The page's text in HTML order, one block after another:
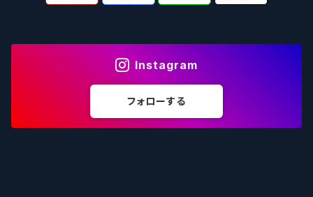
箕面ビール - MINOH BEER
サンクトガーレン - Sankt Gallen
ウェストコーストブルーイング -WCB
Mikkeller ミッケラー
Hop Nation ホップネーション
Brewski ブリュースキー
Lambiek Fabriek - ファブリーク
Marble / マーブル
Buxton - バクストン
Behemoth - ベヒーモス
Deep Creek Brewing Co.
8 Wired エイトワイアード
Isthmus イスムス
Strathcona ストラスコナ
ODIN BREWING オディン
Electric Bicycle エレクトリックバイシクル
Früh フリュー
Plank プランク
Tucher トゥーハー
Instagram
フォローする